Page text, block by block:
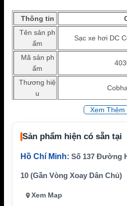
Thông tin
Tên sản ph
ẩm
Sạc xe hơi DC
Mã sản ph
ẩm
Thương hiệ
u
EXPLORER 300/
Loại phụ ki
ện
Cáp sạc xe hơi
Thiết bị tươ
EXPLORER 300,
Nguồn sử d
ụng
Xem Thêm
Sản phẩm hiện có sẵn tại
Hồ Chí Minh: Số 137 Đường
10 (Gần Vòng Xoay Dân Chủ)
Xem Map